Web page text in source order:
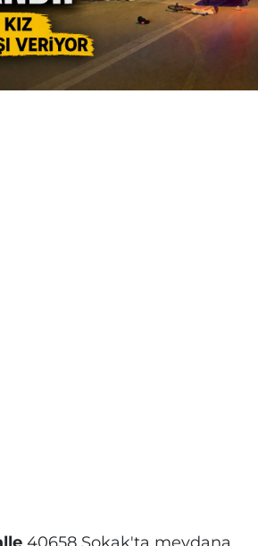
40658 Sokak'ta meydana